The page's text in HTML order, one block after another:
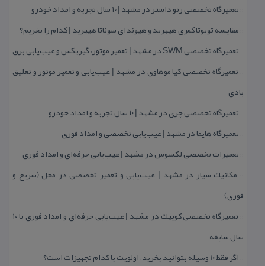
:: تعمیرگاه تخصصی رنو داستر در مشهد | ۱۰ سال تجربه و امداد خودرو
:: مقایسه تویوتا كمری هیبرید و هیوندای سوناتا هیبرید | كدام را بخریم؟
:: تعمیرگاه تخصصی SWM در مشهد | تعمیر موتور، گیربكس و عیب‌یابی برق
:: تعمیرگاه تخصصی كیا موهاوی در مشهد | عیب‌یابی و تعمیر موتور و تعلیق
بادی
:: تعمیرگاه تخصصی چری در مشهد | ۱۰ سال تجربه و امداد خودرو
:: تعمیرگاه هایما در مشهد | عیب‌یابی تخصصی و امداد فوری
:: تعمیرات تخصصی لكسوس در مشهد | عیب‌یابی حرفه‌ای و امداد فوری
:: مكانیك سیار در مشهد | عیب‌یابی و تعمیر تخصصی در محل (سریع و
فوری)
::
تعمیرگاه تخصصی كوییك در مشهد | عیب‌یابی حرفه‌ای و امداد فوری با ۱۰
سال سابقه
:: اگر فقط 10 وسیله بتوانید بخرید، اولویت با كدام تجهیزات است؟